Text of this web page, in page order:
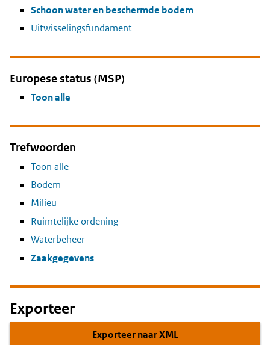
Schoon water en beschermde bodem
Uitwisselingsfundament
Europese status (MSP)
Toon alle
Trefwoorden
Toon alle
Bodem
Milieu
Ruimtelijke ordening
Waterbeheer
Zaakgegevens
Exporteer
Exporteer naar XML